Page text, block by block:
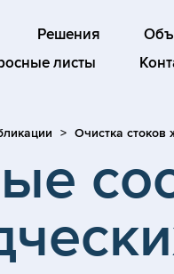
Решения
листы
Очистка стоков